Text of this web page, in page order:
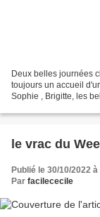
Deux belles journées
toujours un accueil
Sophie , Brigitte, les
le vrac du
Publié le 30/10/2022 à
Par facilececile